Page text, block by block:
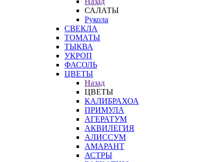
САЛАТЫ
Рукола
СВЕКЛА
ТОМАТЫ
ТЫКВА
УКРОП
ФАСОЛЬ
ЦВЕТЫ
Назад
ЦВЕТЫ
КАЛИБРАХОА
ПРИМУЛА
АГЕРАТУМ
АКВИЛЕГИЯ
АЛИССУМ
АМАРАНТ
АСТРЫ